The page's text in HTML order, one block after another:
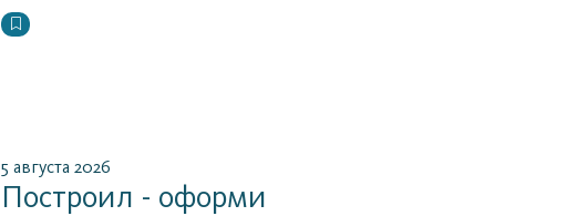
5 августа 2026
Построил - оформи